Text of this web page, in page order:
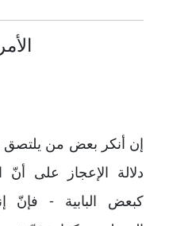
إن أنكر بعض من يلتصق
دلالة الإعجاز على
كبعض البابية - فإنّ